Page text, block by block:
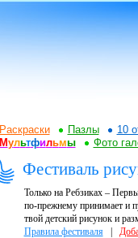
Раскраски Пазлы 10
Мультфильмы Фото
Фестиваль
Только на Ребзиках –
по-прежнему принимает и
твой детский рисунок и
Правила фестиваля|